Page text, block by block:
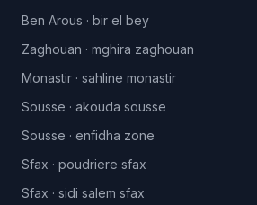
Ben Arous · bir el bey
Zaghouan · mghira zaghouan
Monastir · sahline monastir
Sousse · akouda sousse
Sousse · enfidha zone
Sfax · poudriere sfax
Sfax · sidi salem sfax